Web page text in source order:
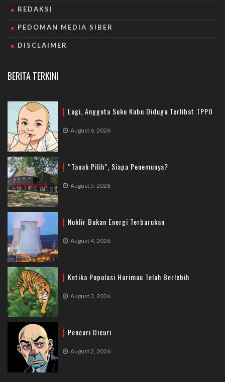
REDAKSI
PEDOMAN MEDIA SIBER
DISCLAIMER
BERITA TERKINI
Lagi, Anggota Suku Kubu Diduga Terlibat TPPO
August 6, 2026
“Tanah Pilih”, Siapa Penemunya?
August 5, 2026
Nuklir Bukan Energi Terbarukan
August 4, 2026
Ketika Populasi Harimau Telah Berlebih
August 3, 2026
Pencuri Dicuri
August 2, 2026